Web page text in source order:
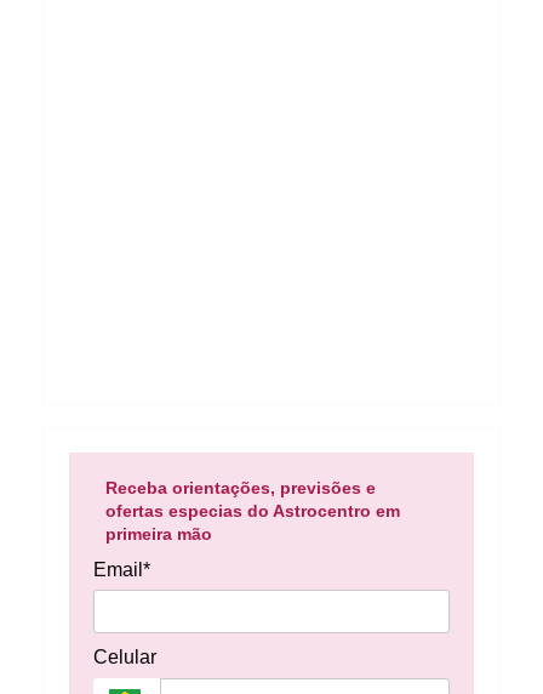
Receba orientações, previsões e
ofertas especias do Astrocentro em
primeira mão
Email*
Celular